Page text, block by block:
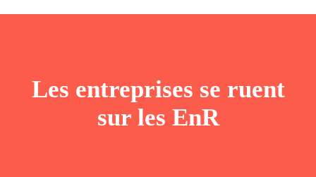
Les entreprises se ruent
sur les EnR